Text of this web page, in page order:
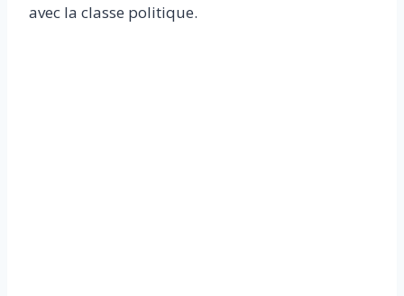
avec la classe politique.